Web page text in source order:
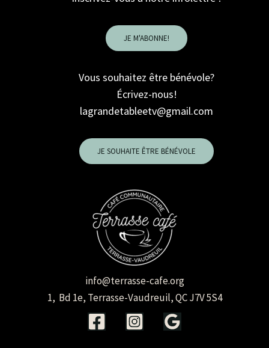
JE M'ABONNE!
Vous souhaitez être bénévole?
Écrivez-nous!
lagrandetableetv@gmail.com
JE SOUHAITE ÊTRE BÉNÉVOLE
info@terrasse-cafe.org
1, Bd 1e, Terrasse-Vaudreuil, QC J7V 5S4